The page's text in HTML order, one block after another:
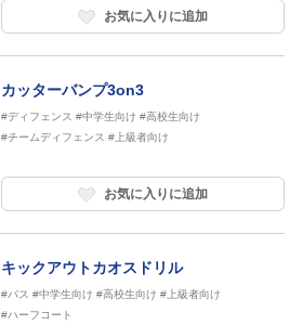
お気に入りに追加
カッターバンプ3on3
#ディフェンス #中学生向け #高校生向け
#チームディフェンス #上級者向け
お気に入りに追加
キックアウトカオスドリル
#パス #中学生向け #高校生向け #上級者向け
#ハーフコート